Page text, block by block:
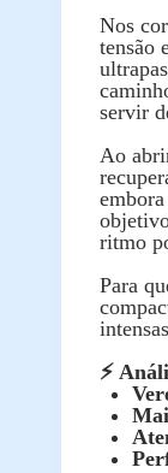
Nos
tensão
servir
Ao
ritmo
Para
⚡